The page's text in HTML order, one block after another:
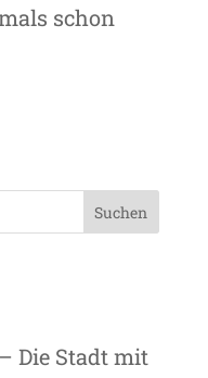
schon
Suchen
Die Stadt mit